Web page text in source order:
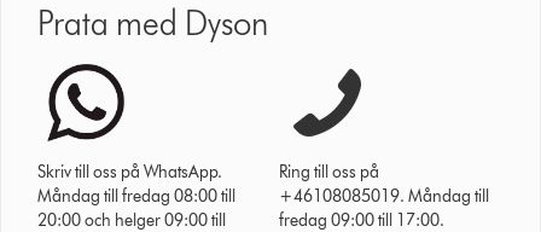
Prata med Dyson
Skriv till oss på WhatsApp.
Måndag till fredag 08:00 till
20:00 och helger 09:00 till
Ring till oss på
+46108085019. Måndag till
fredag 09:00 till 17:00.